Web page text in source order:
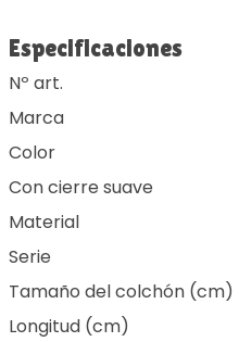
Especificaciones
Nº art.
Marca
Color
Con cierre suave
Material
Serie
Tamaño del colchón (cm)
Longitud (cm)